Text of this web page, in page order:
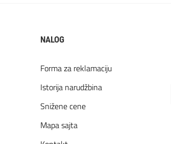
NALOG
Forma za reklamaciju
Istorija narudžbina
Snižene cene
Mapa sajta